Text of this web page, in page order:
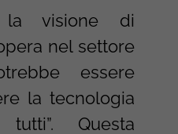
la visione di
nel settore
essere
la tecnologia
Questa